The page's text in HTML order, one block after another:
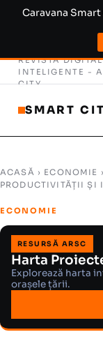
Caravana
REVISTĂ
INTELIGENTE -
CITY
SMART
ACASĂ › ECONOMIE
PRODUCTIVITĂȚII ȘI
ECONOMIE
RESURSĂ ARSC
Harta
Explorează harta
orașele țării.